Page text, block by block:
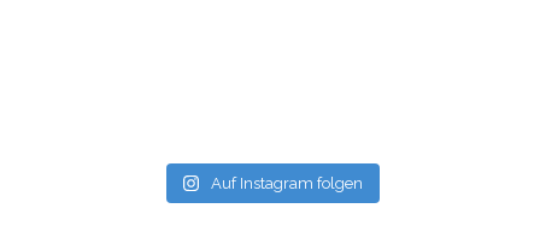
Auf Instagram folgen